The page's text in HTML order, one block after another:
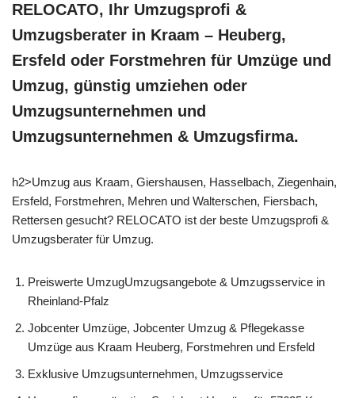
RELOCATO, Ihr Umzugsprofi &
Umzugsberater in Kraam – Heuberg,
Ersfeld oder Forstmehren für Umzüge und
Umzug, günstig umziehen oder
Umzugsunternehmen und
Umzugsunternehmen & Umzugsfirma.
h2>Umzug aus Kraam, Giershausen, Hasselbach, Ziegenhain,
Ersfeld, Forstmehren, Mehren und Walterschen, Fiersbach,
Rettersen gesucht? RELOCATO ist der beste Umzugsprofi &
Umzugsberater für Umzug.
Preiswerte UmzugUmzugsangebote & Umzugsservice in
Rheinland-Pfalz
Jobcenter Umzüge, Jobcenter Umzug & Pflegekasse
Umzüge aus Kraam Heuberg, Forstmehren und Ersfeld
Exklusive Umzugsunternehmen, Umzugsservice